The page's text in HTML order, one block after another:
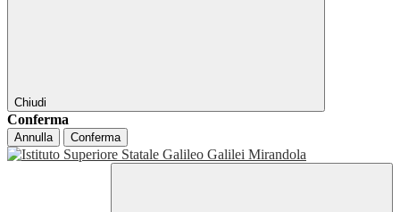
Chiudi
Conferma
Annulla Conferma